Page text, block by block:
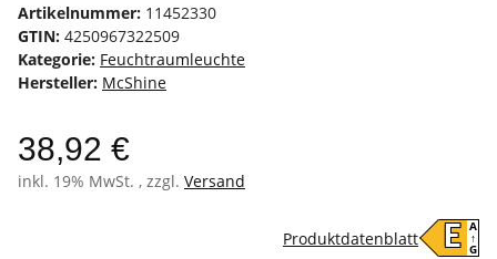
Artikelnummer: 11452330
GTIN: 4250967322509
Kategorie: Feuchtraumleuchte
Hersteller: McShine
38,92 €
inkl. 19% MwSt. , zzgl. Versand
E A
↑
G
Produktdatenblatt